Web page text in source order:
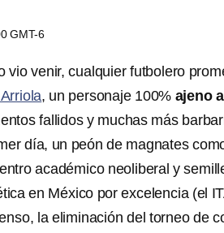
GMT-6
vio venir, cualquier futbolero
, un personaje 100% ajeno
fallidos y muchas más
día, un peón de magnates
académico neoliberal y
en México por excelencia (el
la eliminación del torneo de